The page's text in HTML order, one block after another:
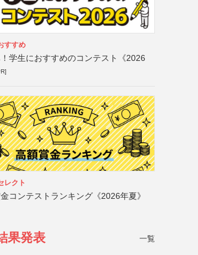
すすめ
学生におすすめのコンテスト《2026
レクト
コンテストランキング《2026年夏》
果発表 一覧